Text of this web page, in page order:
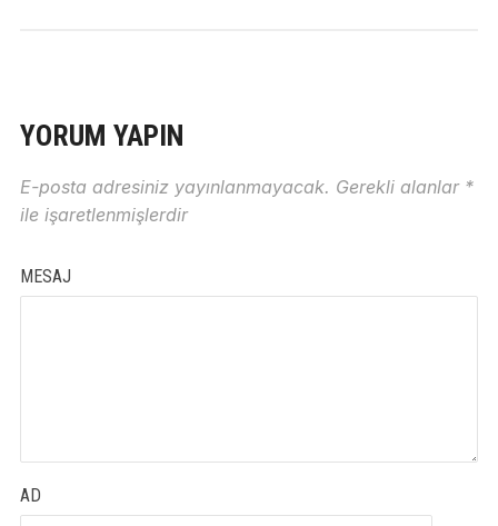
YORUM YAPIN
E-posta adresiniz yayınlanmayacak. Gerekli alanlar *
ile işaretlenmişlerdir
MESAJ
AD